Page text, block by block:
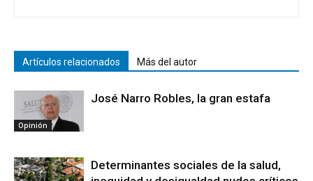
Artículos relacionados Más del autor
Opinión
José Narro Robles, la gran estafa
Determinantes sociales de la salud,